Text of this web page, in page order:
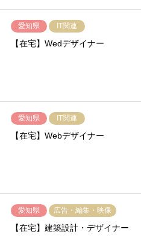
愛知県 IT関連
【在宅】Wedデザイナー
愛知県 IT関連
【在宅】Webデザイナー
愛知県 広告・編集・映像
【在宅】建築設計・デザイナー